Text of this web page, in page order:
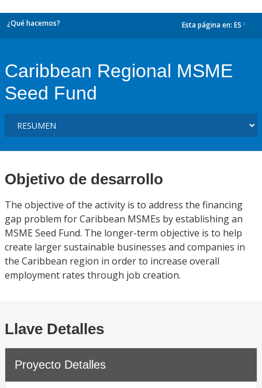
¿Qué hacemos? Esta página en: ES
Caribbean Regional MSME
Seed Fund
Objetivo de desarrollo
The objective of the activity is to address the financing
gap problem for Caribbean MSMEs by establishing an
MSME Seed Fund. The longer-term objective is to help
create larger sustainable businesses and companies in
the Caribbean region in order to increase overall
employment rates through job creation.
Llave Detalles
Proyecto Detalles